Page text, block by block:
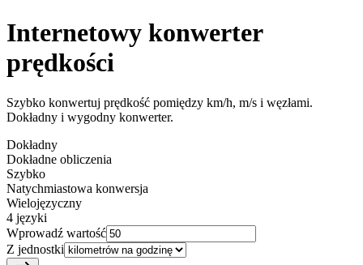
Internetowy konwerter
prędkości
Szybko konwertuj prędkość pomiędzy km/h, m/s i węzłami.
Dokładny i wygodny konwerter.
Dokładny
Dokładne obliczenia
Szybko
Natychmiastowa konwersja
Wielojęzyczny
4 języki
Wprowadź wartość
Z jednostki